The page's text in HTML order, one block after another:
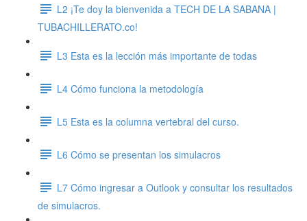
L2 ¡Te doy la bienvenida a TECH DE LA SABANA |
TUBACHILLERATO.co!
L3 Esta es la lección más importante de todas
L4 Cómo funciona la metodología
L5 Esta es la columna vertebral del curso.
L6 Cómo se presentan los simulacros
L7 Cómo ingresar a Outlook y consultar los resultados
de simulacros.